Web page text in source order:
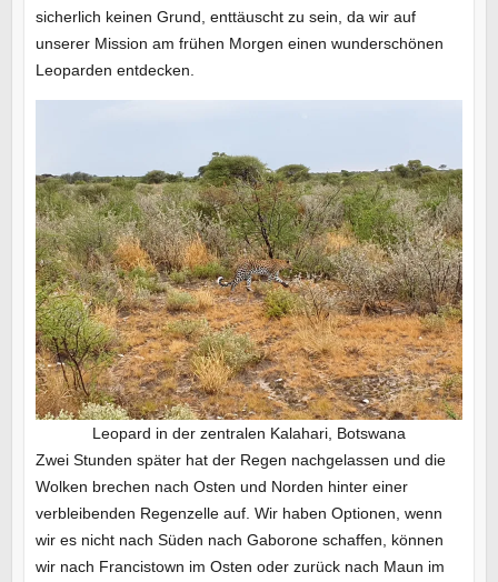
sicherlich keinen Grund, enttäuscht zu sein, da wir auf
unserer Mission am frühen Morgen einen wunderschönen
Leoparden entdecken.
Leopard in der zentralen Kalahari, Botswana
Zwei Stunden später hat der Regen nachgelassen und die
Wolken brechen nach Osten und Norden hinter einer
verbleibenden Regenzelle auf. Wir haben Optionen, wenn
wir es nicht nach Süden nach Gaborone schaffen, können
wir nach Francistown im Osten oder zurück nach Maun im